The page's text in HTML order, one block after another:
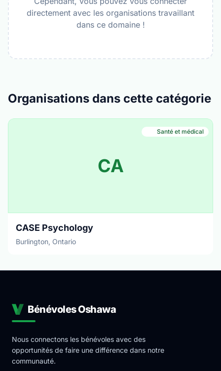
directement avec les organisations travaillant
dans ce domaine !
Organisations dans cette catégorie
CA
Santé et médical
CASE Psychology
Burlington, Ontario
Bénévoles Oshawa
Nous connectons les bénévoles avec des
opportunités de faire une différence dans notre
communauté.